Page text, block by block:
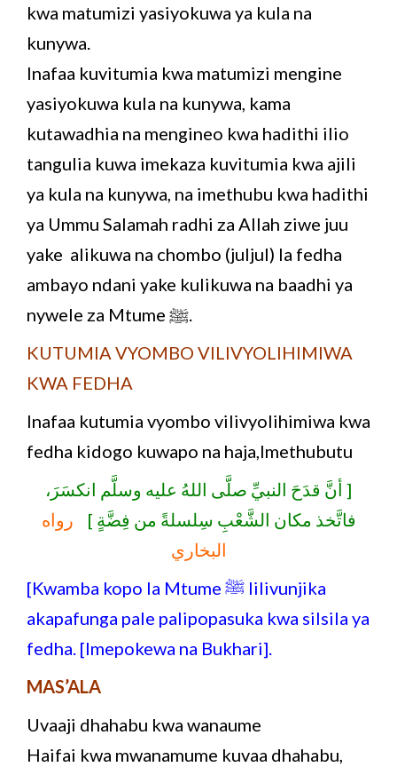
kwa matumizi yasiyokuwa ya kula na
kunywa.
Inafaa kuvitumia kwa matumizi mengine
yasiyokuwa kula na kunywa, kama
kutawadhia na mengineo kwa hadithi ilio
tangulia kuwa imekaza kuvitumia kwa ajili
ya kula na kunywa, na imethubu kwa hadithi
ya Ummu Salamah radhi za Allah ziwe juu
yake alikuwa na chombo (juljul) la fedha
ambayo ndani yake kulikuwa na baadhi ya
KUTUMIA VYOMBO VILIVYOLIHIMIWA
KWA FEDHA
Inafaa kutumia vyombo vilivyolihimiwa kwa
fedha kidogo kuwapo na haja,Imethubutu
[ أنَّ قدَحَ النبيِّ صلَّى اللهُ عليه وسلَّم انكسَرَ،
فاتَّخذ مكان الشَّعْبِ سِلسلةً من فِضَّةٍ ] رواه
البخاري
[Kwamba kopo la Mtume ﷺ lilivunjika
akapafunga pale palipopasuka kwa silsila ya
fedha. [Imepokewa na Bukhari].
MAS’ALA
Uvaaji dhahabu kwa wanaume
Haifai kwa mwanamume kuvaa dhahabu,